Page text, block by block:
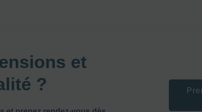
et
?